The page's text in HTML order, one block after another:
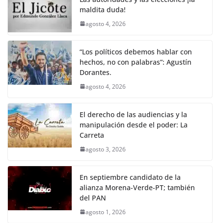
k
maldita duda!
agosto 4, 2026
“Los políticos debemos hablar con
hechos, no con palabras”: Agustín
Dorantes.
agosto 4, 2026
El derecho de las audiencias y la
manipulación desde el poder: La
Carreta
agosto 3, 2026
En septiembre candidato de la
alianza Morena-Verde-PT; también
del PAN
agosto 1, 2026